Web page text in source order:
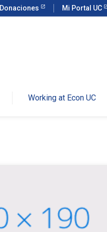
Donaciones Mi Portal UC
Working at Econ UC